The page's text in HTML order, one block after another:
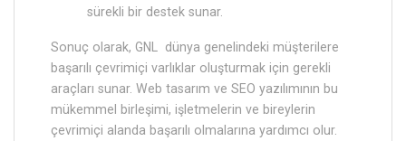
sürekli bir destek sunar.
Sonuç olarak, GNL dünya genelindeki müşterilere
başarılı çevrimiçi varlıklar oluşturmak için gerekli
araçları sunar. Web tasarım ve SEO yazılımının bu
mükemmel birleşimi, işletmelerin ve bireylerin
çevrimiçi alanda başarılı olmalarına yardımcı olur.